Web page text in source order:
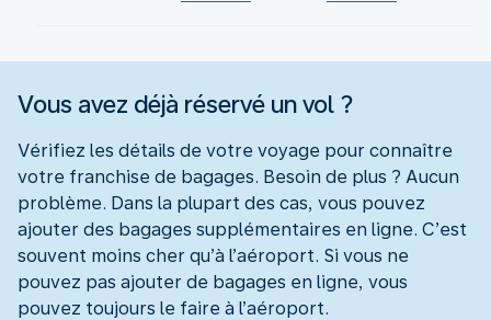
Vous avez déjà réservé un vol ?
Vérifiez les détails de votre voyage pour connaître
votre franchise de bagages. Besoin de plus ? Aucun
problème. Dans la plupart des cas, vous pouvez
ajouter des bagages supplémentaires en ligne. C’est
souvent moins cher qu’à l’aéroport. Si vous ne
pouvez pas ajouter de bagages en ligne, vous
pouvez toujours le faire à l’aéroport.